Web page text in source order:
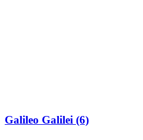
Galileo Galilei (6)